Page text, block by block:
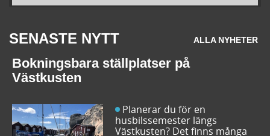
SENASTE NYTT ALLA NYHETER
Bokningsbara ställplatser på
Västkusten
husbilssemester längs
Västkusten? Det finns många